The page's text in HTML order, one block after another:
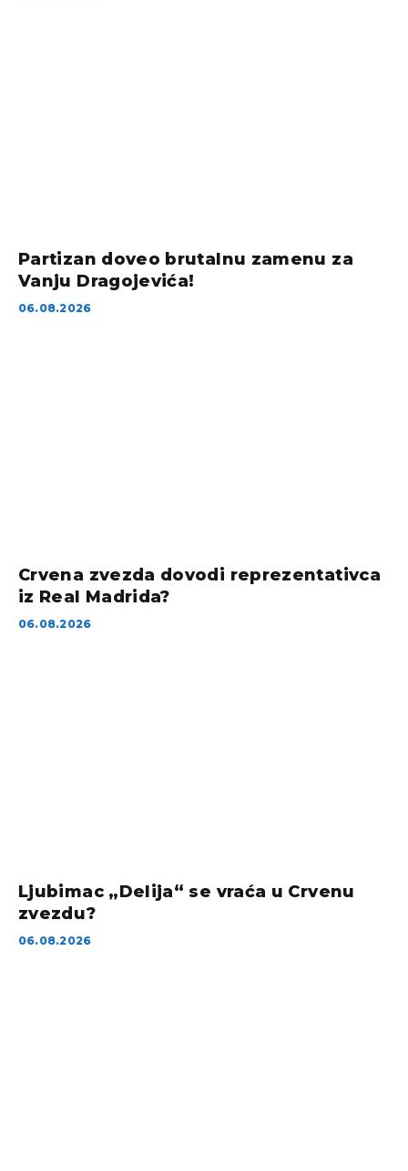
Partizan doveo brutalnu zamenu za
Vanju Dragojevića!
06.08.2026
Crvena zvezda dovodi reprezentativca
iz Real Madrida?
06.08.2026
Ljubimac „Delija“ se vraća u Crvenu
zvezdu?
06.08.2026